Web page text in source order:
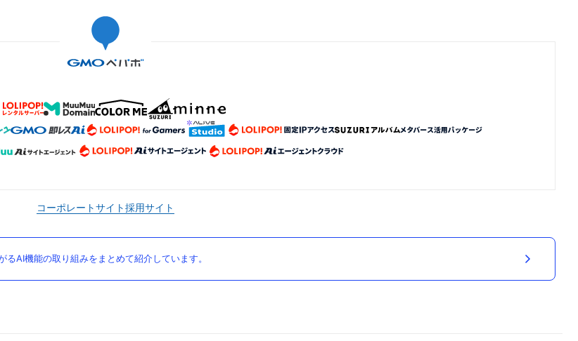
コーポレートサイト採用サイト
AI機能の取り組みをまとめて紹介しています。